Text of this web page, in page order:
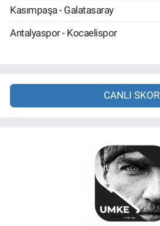
Kasımpaşa - Galatasaray
Antalyaspor - Kocaelispor
CANLI SKOR